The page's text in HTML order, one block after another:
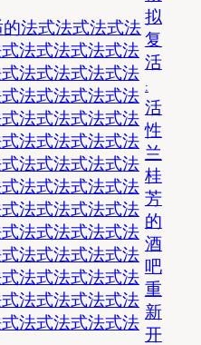
法式法式法式法
法式法式法式法
法式法式法式法
法式法式法式法
法式法式法式法
法式法式法式法
法式法式法式法
法式法式法式法
法式法式法式法
法式法式法式法
法式法式法式法
法式法式法式法
法式法式法式法
法式法式法式法
拟
复
活
:
活
性
兰
桂
芳
的
酒
吧
重
新
开